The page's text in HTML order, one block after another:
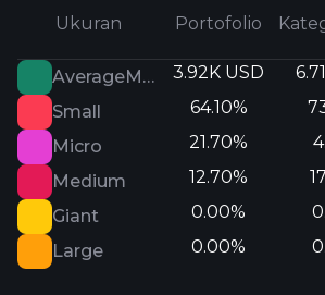
Ukuran Portofolio
AverageMarketCap 3.92K USD
Small
64.10%
Micro
21.70%
Medium
12.70%
Giant
0.00%
Large
0.00%